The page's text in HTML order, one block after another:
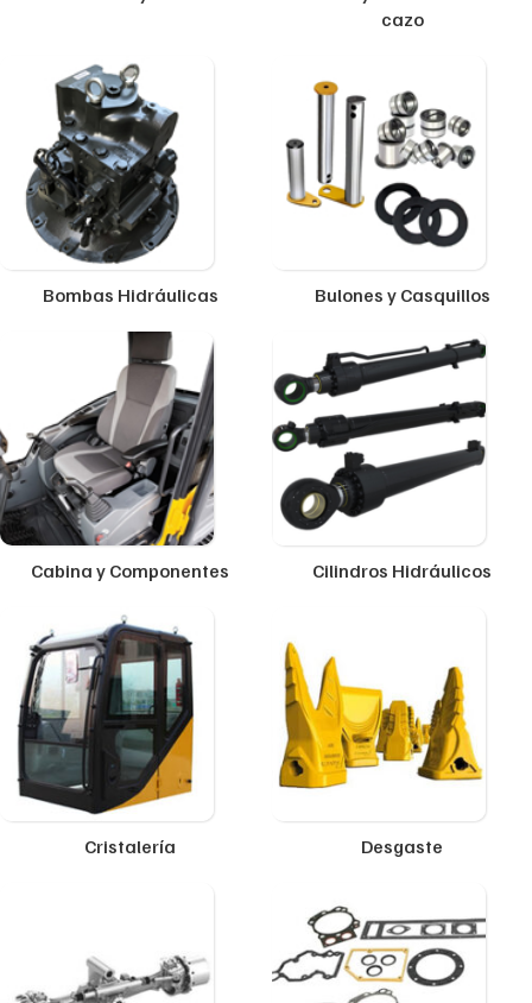
cazo
Bombas Hidráulicas Bulones y Casquillos
Cabina y Componentes Cilindros Hidráulicos
Cristalería Desgaste